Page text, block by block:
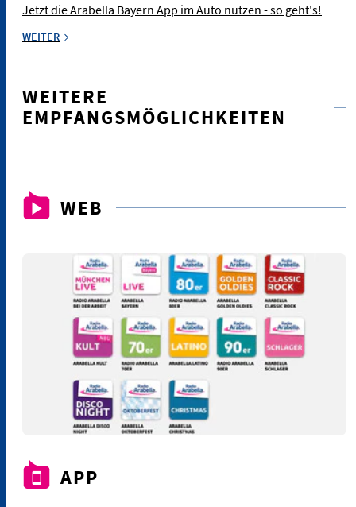
Jetzt die Arabella Bayern App im Auto nutzen - so geht's!
WEITER
WEITERE
EMPFANGSMÖGLICHKEITEN
WEB
APP